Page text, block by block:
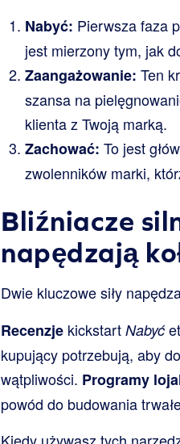
Nabyć: Pierwsza faza
jest mierzony tym, jak
Zaangażowanie: Ten
szansa na
klienta z Twoją marką.
Zachować: To jest
zwolenników marki,
Bliźniacze
napędzają
Dwie kluczowe siły
Recenzje kickstart Nabyć
kupujący potrzebują, aby
wątpliwości. Programy
powód do budowania
Kiedy używasz tych